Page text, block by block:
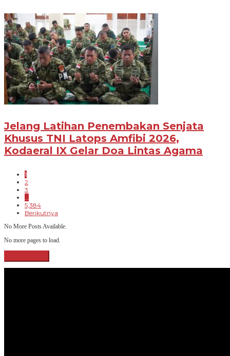
Jelang Latihan Penembakan Senjata
Khusus TNI Latops Amfibi 2026,
Kodaeral IX Gelar Doa Lintas Agama
1
2
3
5,384
Berikutnya
No More Posts Available.
No more pages to load.